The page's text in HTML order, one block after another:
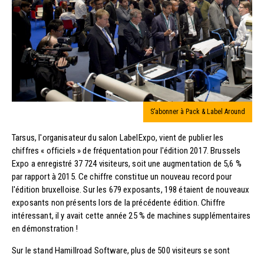
S’abonner à Pack & Label Around
Tarsus, l'organisateur du salon LabelExpo, vient de publier les
chiffres « officiels » de fréquentation pour l'édition 2017. Brussels
Expo a enregistré 37 724 visiteurs, soit une augmentation de 5,6 %
par rapport à 2015. Ce chiffre constitue un nouveau record pour
l'édition bruxelloise. Sur les 679 exposants, 198 étaient de nouveaux
exposants non présents lors de la précédente édition. Chiffre
intéressant, il y avait cette année 25 % de machines supplémentaires
en démonstration !
Sur le stand Hamillroad Software, plus de 500 visiteurs se sont